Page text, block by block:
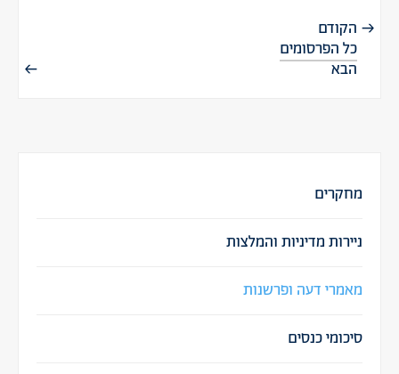
הקודם
כל הפרסומים
הבא
מחקרים
ניירות מדיניות והמלצות
מאמרי דעה ופרשנות
סיכומי כנסים